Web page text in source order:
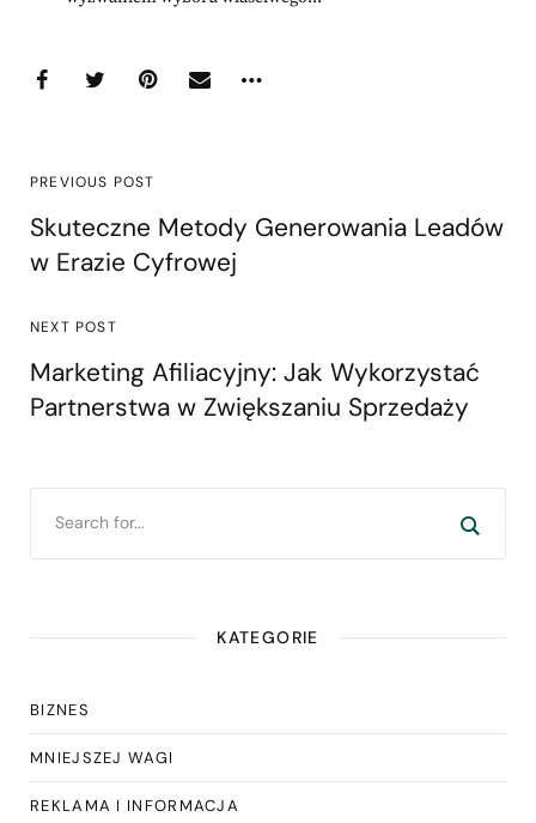
PREVIOUS POST
Skuteczne Metody Generowania Leadów
w Erazie Cyfrowej
NEXT POST
Marketing Afiliacyjny: Jak Wykorzystać
Partnerstwa w Zwiększaniu Sprzedaży
KATEGORIE
BIZNES
MNIEJSZEJ WAGI
REKLAMA I INFORMACJA